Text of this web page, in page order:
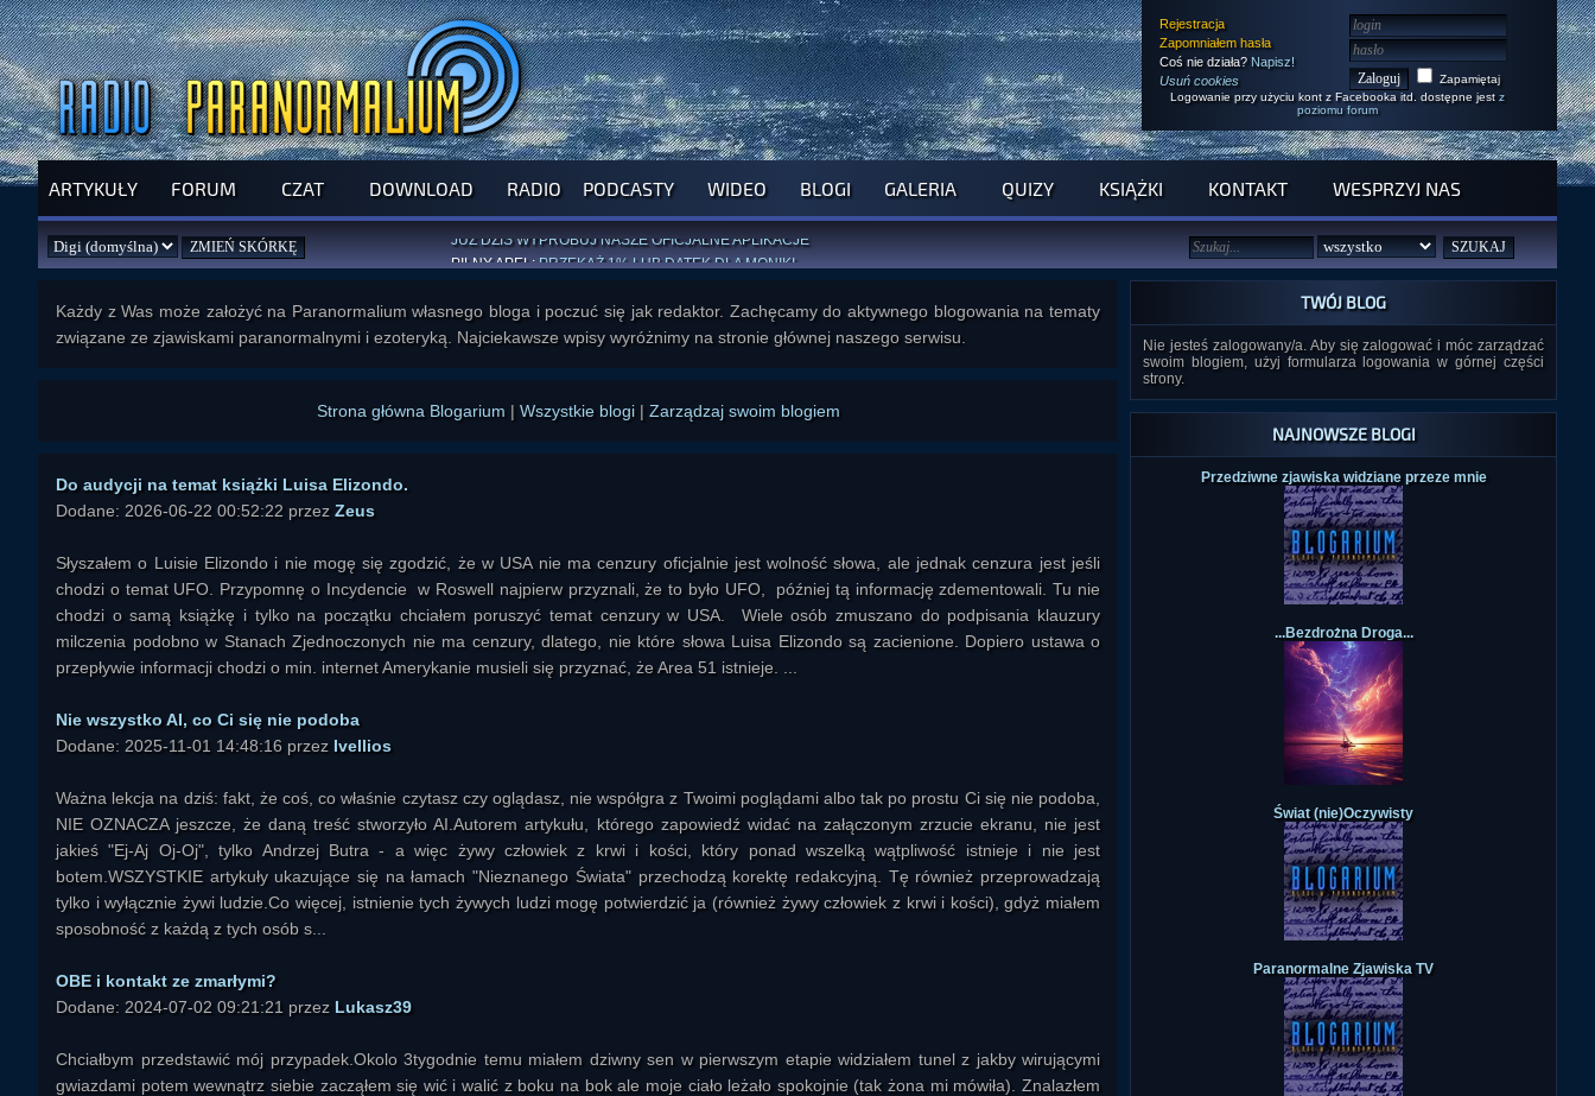
Rejestracja
Zapomniałem hasła
Coś nie działa? Napisz!
Usuń cookies
Zapamiętaj
Logowanie przy użyciu kont z Facebooka itd. dostępne jest z
poziomu forum
ARTYKUŁY FORUM CZAT DOWNLOAD RADIO PODCASTY WIDEO BLOGI GALERIA QUIZY KSIĄŻKI KONTAKT WESPRZYJ NAS
SPRAWDŹ PROGRAM NA NAJBLIŻSZY TYDZIEŃ
PILNY APEL:PRZEKAŻ 1% LUB DATEK DLA MONIKI
Każdy z Was może założyć na Paranormalium własnego bloga i poczuć się jak redaktor. Zachęcamy do aktywnego blogowania na tematy
związane ze zjawiskami paranormalnymi i ezoteryką. Najciekawsze wpisy wyróżnimy na stronie głównej naszego serwisu.
Strona główna Blogarium | Wszystkie blogi| Zarządzaj swoim blogiem
Do audycji na temat książki Luisa Elizondo.
Dodane: 2026-06-22 00:52:22 przez Zeus
Słyszałem o Luisie Elizondo i nie mogę się zgodzić, że w USA nie ma cenzury oficjalnie jest wolność słowa, ale jednak cenzura jest jeśli
chodzi o temat UFO. Przypomnę o Incydencie w Roswell najpierw przyznali, że to było UFO, później tą informację zdementowali. Tu nie
chodzi o samą książkę i tylko na początku chciałem poruszyć temat cenzury w USA. Wiele osób zmuszano do podpisania klauzury
milczenia podobno w Stanach Zjednoczonych nie ma cenzury, dlatego, nie które słowa Luisa Elizondo są zacienione. Dopiero ustawa o
przepływie informacji chodzi o min. internet Amerykanie musieli się przyznać, że Area 51 istnieje. ...
Nie wszystko AI, co Ci się nie podoba
Dodane: 2025-11-01 14:48:16 przez Ivellios
Ważna lekcja na dziś: fakt, że coś, co właśnie czytasz czy oglądasz, nie współgra z Twoimi poglądami albo tak po prostu Ci się nie podoba,
NIE OZNACZA jeszcze, że daną treść stworzyło AI.Autorem artykułu, którego zapowiedź widać na załączonym zrzucie ekranu, nie jest
jakieś "Ej-Aj Oj-Oj", tylko Andrzej Butra - a więc żywy człowiek z krwi i kości, który ponad wszelką wątpliwość istnieje i nie jest
botem.WSZYSTKIE artykuły ukazujące się na łamach "Nieznanego Świata" przechodzą korektę redakcyjną. Tę również przeprowadzają
tylko i wyłącznie żywi ludzie.Co więcej, istnienie tych żywych ludzi mogę potwierdzić ja (również żywy człowiek z krwi i kości), gdyż miałem
sposobność z każdą z tych osób s...
OBE i kontakt ze zmarłymi?
Dodane: 2024-07-02 09:21:21 przez Lukasz39
Chciałbym przedstawić mój przypadek.Okolo 3tygodnie temu miałem dziwny sen w pierwszym etapie widziałem tunel z jakby wirującymi
gwiazdami potem wewnątrz siebie zacząłem się wić i walić z boku na bok ale moje ciało leżało spokojnie (tak żona mi mówiła). Znalazłem
TWÓJ BLOG
Nie jesteś zalogowany/a. Aby się zalogować i móc zarządzać
swoim blogiem, użyj formularza logowania w górnej części
strony.
NAJNOWSZE BLOGI
Przedziwne zjawiska widziane przeze mnie
...Bezdrożna Droga...
Świat (nie)Oczywisty
Paranormalne Zjawiska TV